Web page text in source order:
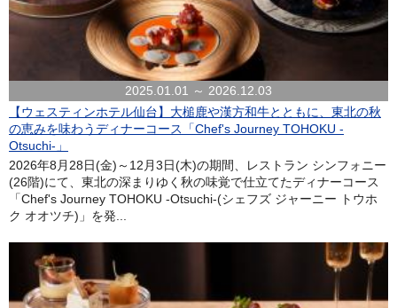
2025.01.01 ～ 2026.12.03
【ウェスティンホテル仙台】大槌鹿や漢方和牛とともに、東北の秋
の恵みを味わうディナーコース「Chef's Journey TOHOKU -
Otsuchi-」
2026年8月28日(金)～12月3日(木)の期間、レストラン シンフォニー
(26階)にて、東北の深まりゆく秋の味覚で仕立てたディナーコース
「Chef's Journey TOHOKU -Otsuchi-(シェフズ ジャーニー トウホ
ク オオツチ)」を発...